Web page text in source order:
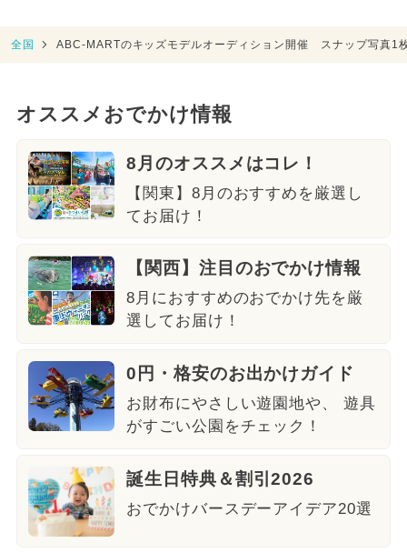
全国 ABC-MARTのキッズモデルオーディション開催 スナップ写真1
オススメおでかけ情報
8月のオススメはコレ！
【関東】8月のおすすめを厳選し
てお届け！
【関西】注目のおでかけ情報
8月におすすめのおでかけ先を厳
選してお届け！
0円・格安のお出かけガイド
お財布にやさしい遊園地や、 遊具
がすごい公園をチェック！
誕生日特典＆割引2026
おでかけバースデーアイデア20選